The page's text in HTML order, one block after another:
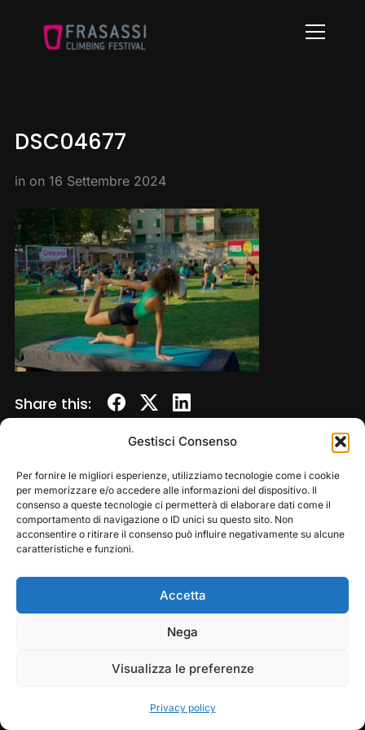
Gestisci Consenso
Per fornire le migliori esperienze, utilizziamo tecnologie come i cookie
per memorizzare e/o accedere alle informazioni del dispositivo. Il
consenso a queste tecnologie ci permetterà di elaborare dati come il
comportamento di navigazione o ID unici su questo sito. Non
acconsentire o ritirare il consenso può influire negativamente su alcune
caratteristiche e funzioni.
Accetta
Nega
Visualizza le preferenze
Privacy policy
Info
DSC04677
in on 16 Settembre 2024
Share this:
Copyright © 2026 — Frasassi Climbing Festival. All
Rights Reserved